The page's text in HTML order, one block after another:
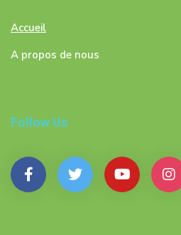
Accueil
A propos de nous
Follow Us